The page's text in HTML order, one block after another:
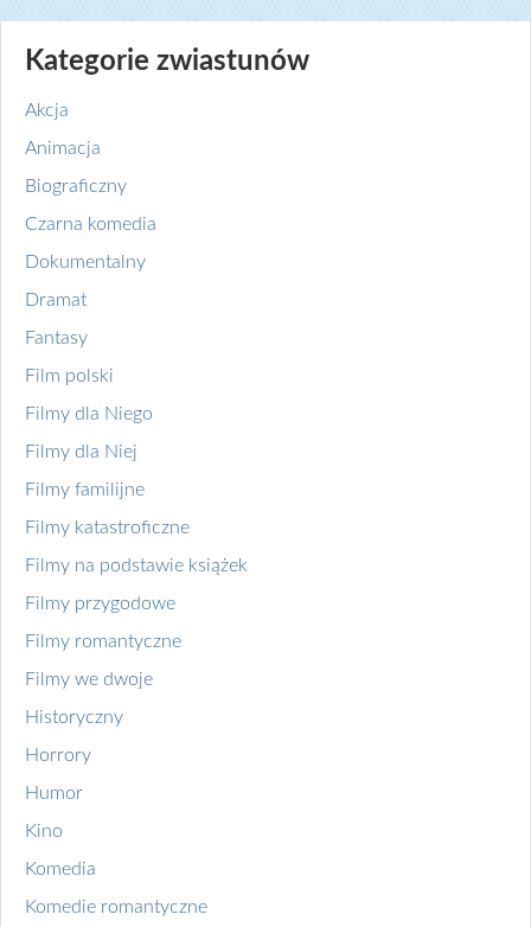
Kategorie zwiastunów
Akcja
Animacja
Biograficzny
Czarna komedia
Dokumentalny
Dramat
Fantasy
Film polski
Filmy dla Niego
Filmy dla Niej
Filmy familijne
Filmy katastroficzne
Filmy na podstawie książek
Filmy przygodowe
Filmy romantyczne
Filmy we dwoje
Historyczny
Horrory
Humor
Kino
Komedia
Komedie romantyczne